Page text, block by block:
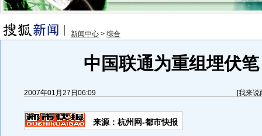
新闻中心 > 综合
中国联通为重组埋伏
2007年01月27日06:09 [我来说
来源：杭州网-都市快报